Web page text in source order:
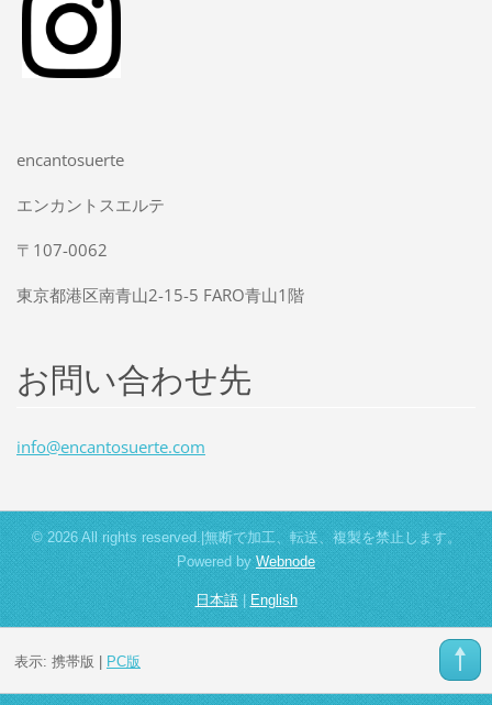
encantosuerte
エンカントスエルテ
〒107-0062
東京都港区南青山2-15-5 FARO青山1階
お問い合わせ先
info@encantosuerte.com
© 2026 All rights reserved.|無断で加工、転送、複製を禁止します。
Powered byWebnode
日本語|English
表示: 携帯版 | PC版